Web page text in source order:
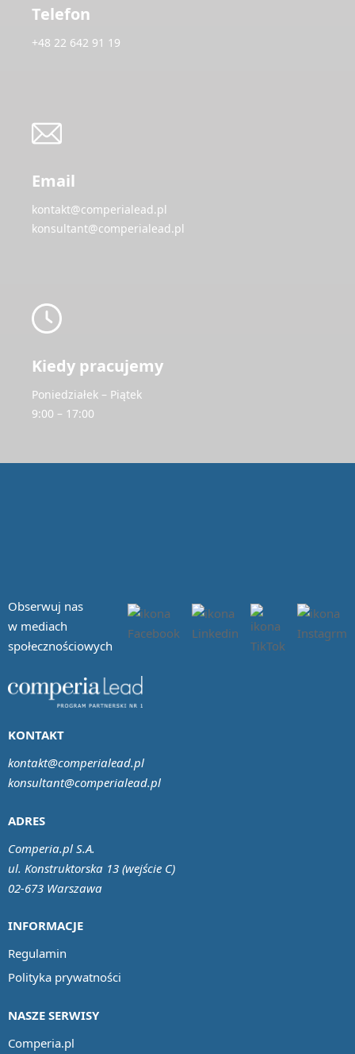
Telefon
+48 22 642 91 19
Email
kontakt@comperialead.pl
konsultant@comperialead.pl
Kiedy pracujemy
Poniedziałek – Piątek
9:00 – 17:00
Obserwuj nas
w mediach
społecznościowych
INFORMACJE
Regulamin
Polityka prywatności
NASZE SERWISY
Comperia.pl
ADRES
Comperia.pl S.A.
ul. Konstruktorska 13 (wejście C)
02-673 Warszawa
KONTAKT
kontakt@comperialead.pl
konsultant@comperialead.pl